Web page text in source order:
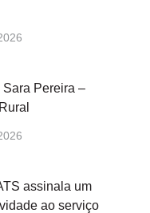
Sara Pereira –
assinala um
ao serviço